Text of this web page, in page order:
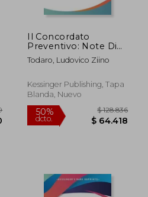
Il Concordato
Preventivo: Note Di
Legislazione
Comparata (1904) (en
Todaro, Ludovico Ziino
Kessinger Publishing, Tapa
Blanda, Nuevo